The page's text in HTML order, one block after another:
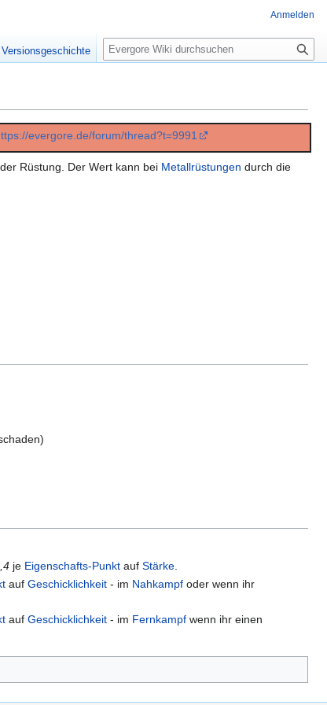
evergore.de/forum/thread?t=9991
Rüstung. Der Wert kann bei Metallrüstungen durch die
je Eigenschafts-Punkt aufStärke
aufGeschicklichkeit - im Nahkampf oder wenn ihr
aufGeschicklichkeit - im Fernkampf wenn ihr einen
Anmelden
Versionsgeschichte
Suche